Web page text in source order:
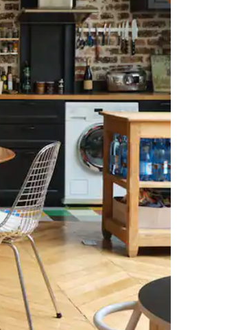
ou en appuyant dessus et en les faisant glisser.